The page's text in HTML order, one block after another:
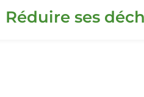
Réduire ses